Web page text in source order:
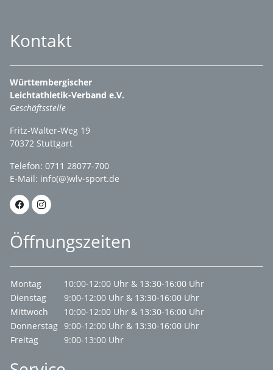
Kontakt
Württembergischer
Leichtathletik-Verband e.V.
Geschäftsstelle
Fritz-Walter-Weg 19
70372 Stuttgart
Telefon: 0711 28077-700
E-Mail: info(@)wlv-sport.de
Öffnungszeiten
Montag
10:00-12:00 Uhr & 13:30-16:00 Uhr
Dienstag
9:00-12:00 Uhr & 13:30-16:00 Uhr
Mittwoch
10:00-12:00 Uhr & 13:30-16:00 Uhr
Donnerstag 9:00-12:00 Uhr & 13:30-16:00 Uhr
Freitag
9:00-13:00 Uhr